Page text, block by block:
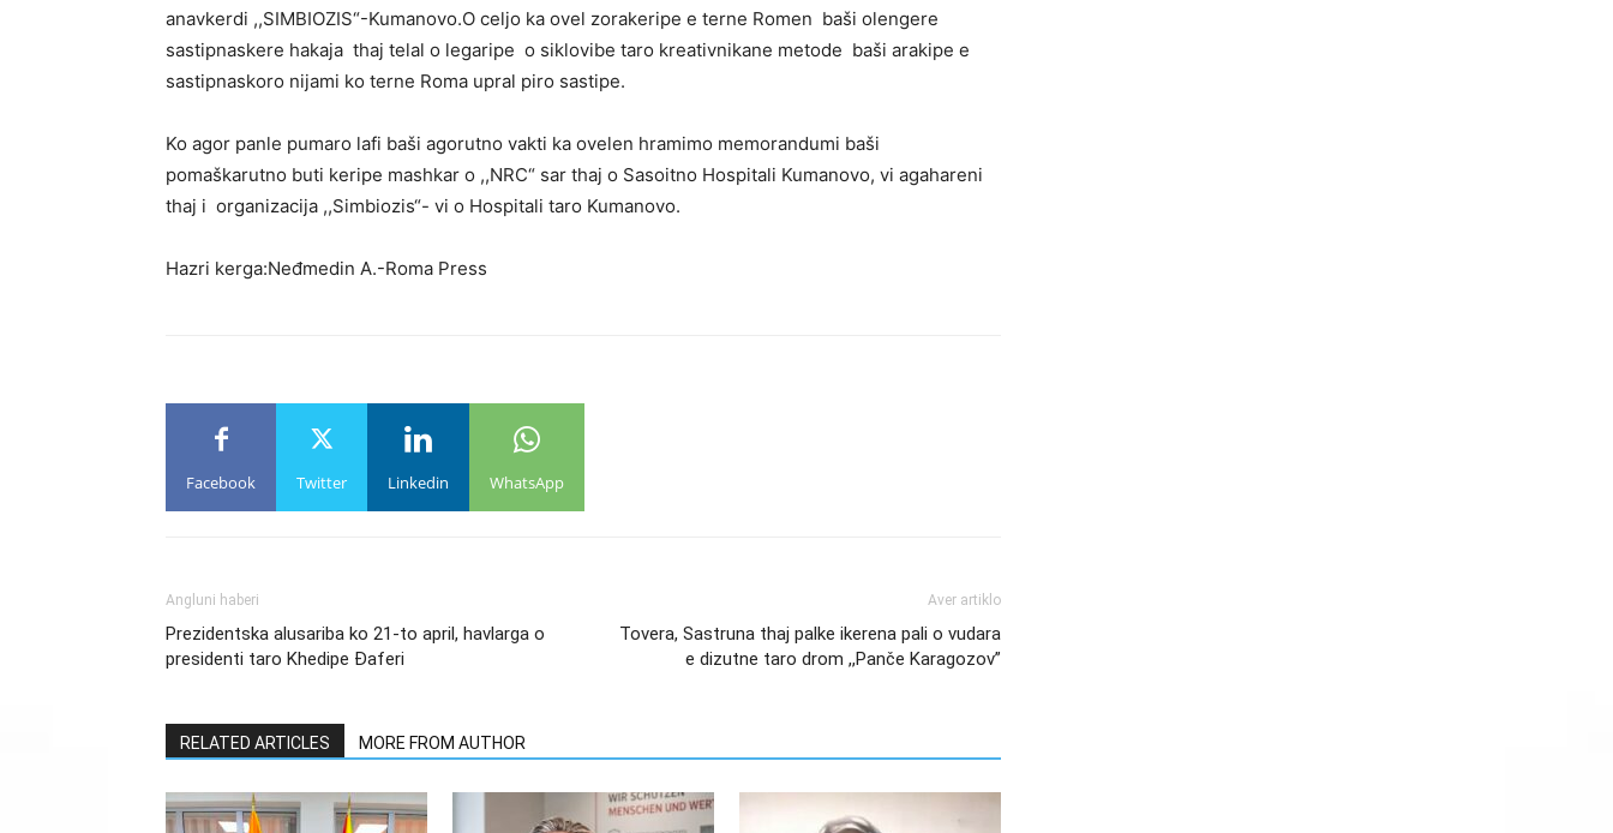
anavkerdi ,,SIMBIOZIS“-Kumanovo.O celjo ka ovel zorakeripe e terne Romen baši olengere
sastipnaskere hakaja thaj telal o legaripe o siklovibe taro kreativnikane metode baši arakipe e
sastipnaskoro nijami ko terne Roma upral piro sastipe.
Ko agor panle pumaro lafi baši agorutno vakti ka ovelen hramimo memorandumi baši
pomaškarutno buti keripe mashkar o ,,NRC“ sar thaj o Sasoitno Hospitali Kumanovo, vi agahareni
thaj i organizacija ,,Simbiozis“- vi o Hospitali taro Kumanovo.
Hazri kerga:Neđmedin A.-Roma Press
Facebook Twitter Linkedin WhatsApp
Angluni haberi
Prezidentska alusariba ko 21-to april, havlarga o
presidenti taro Khedipe Đaferi
Aver artiklo
Tovera, Sastruna thaj palke ikerena pali o vudara
e dizutne taro drom ,,Panče Karagozov”
RELATED ARTICLES MORE FROM AUTHOR